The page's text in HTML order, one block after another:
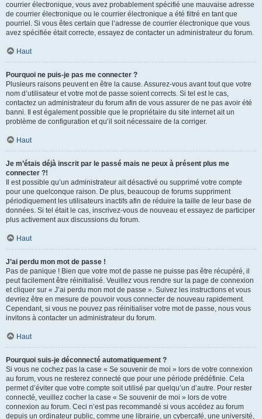
courrier électronique, vous avez probablement spécifié une mauvaise adresse
de courrier électronique ou le courrier électronique a été filtré en tant que
pourriel. Si vous êtes certain que l’adresse de courrier électronique que vous
avez spécifiée était correcte, essayez de contacter un administrateur du forum.
Haut
Pourquoi ne puis-je pas me connecter ?
Plusieurs raisons peuvent en être la cause. Assurez-vous avant tout que votre
nom d’utilisateur et votre mot de passe soient corrects. Si tel est le cas,
contactez un administrateur du forum afin de vous assurer de ne pas avoir été
banni. Il est également possible que le propriétaire du site internet ait un
problème de configuration et qu’il soit nécessaire de la corriger.
Haut
Je m’étais déjà inscrit par le passé mais ne peux à présent plus me
connecter ?!
Il est possible qu’un administrateur ait désactivé ou supprimé votre compte
pour une quelconque raison. De plus, beaucoup de forums suppriment
périodiquement les utilisateurs inactifs afin de réduire la taille de leur base de
données. Si tel était le cas, inscrivez-vous de nouveau et essayez de participer
plus activement aux discussions du forum.
Haut
J’ai perdu mon mot de passe !
Pas de panique ! Bien que votre mot de passe ne puisse pas être récupéré, il
peut facilement être réinitialisé. Veuillez vous rendre sur la page de connexion
et cliquer sur « J’ai perdu mon mot de passe ». Suivez les instructions et vous
devriez être en mesure de pouvoir vous connecter de nouveau rapidement.
Cependant, si vous ne pouvez pas réinitialiser votre mot de passe, nous vous
invitons à contacter un administrateur du forum.
Haut
Pourquoi suis-je déconnecté automatiquement ?
Si vous ne cochez pas la case « Se souvenir de moi » lors de votre connexion
au forum, vous ne resterez connecté que pour une période prédéfinie. Cela
permet d’éviter que votre compte soit utilisé par quelqu’un d’autre. Pour rester
connecté, veuillez cocher la case « Se souvenir de moi » lors de votre
connexion au forum. Ceci n’est pas recommandé si vous accédez au forum
depuis un ordinateur public, comme une librairie, un cybercafé, une université,